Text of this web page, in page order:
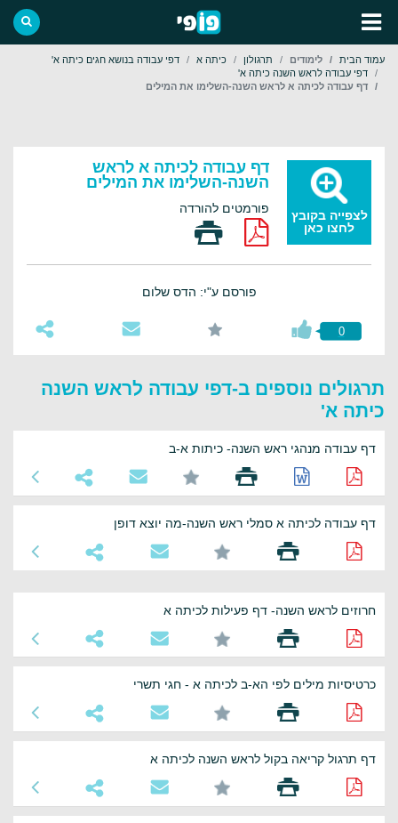
עמוד הבית לימודים תרגולון כיתה א
דפי עבודה בנושא חגים כיתה א'
דפי עבודה לראש השנה כיתה א'
דף עבודה לכיתה א לראש השנה-השלימו את המילים
לצפייה בקובץ
לחצו כאן
דף עבודה לכיתה א לראש
השנה-השלימו את המילים
פורמטים להורדה
פורסם ע"י: הדס שלום
0
תרגולים נוספים ב-דפי עבודה לראש השנה
כיתה א'
דף עבודה מנהגי ראש השנה- כיתות א-ב
דף עבודה לכיתה א סמלי ראש השנה-מה יוצא דופן
חרוזים לראש השנה- דף פעילות לכיתה א
כרטיסיות מילים לפי הא-ב לכיתה א - חגי תשרי
דף תרגול קריאה בקול לראש השנה לכיתה א